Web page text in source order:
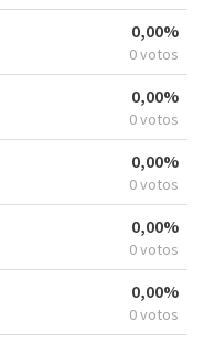
0,00%
0 votos
0,00%
0 votos
0,00%
0 votos
0,00%
0 votos
0,00%
0 votos